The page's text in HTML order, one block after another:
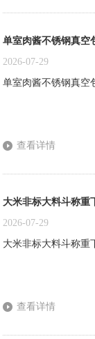
单室肉酱不锈钢真空
2026-07-29
单室肉酱不锈钢真空
查看详情
大米非标大料斗称重
2026-07-29
大米非标大料斗称重
查看详情